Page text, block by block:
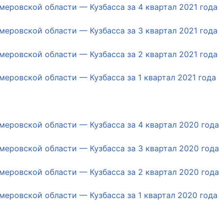
области — Кузбасса за 4 квартал 2021 года
области — Кузбасса за 3 квартал 2021 года
области — Кузбасса за 2 квартал 2021 года
области — Кузбасса за 1 квартал 2021 года
области — Кузбасса за 4 квартал 2020 года
области — Кузбасса за 3 квартал 2020 года
области — Кузбасса за 2 квартал 2020 года
области — Кузбасса за 1 квартал 2020 года